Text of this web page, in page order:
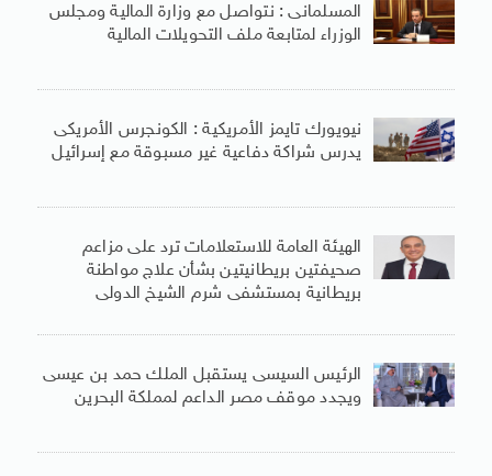
المسلمانى : نتواصل مع وزارة المالية ومجلس
الوزراء لمتابعة ملف التحويلات المالية
نيويورك تايمز الأمريكية : الكونجرس الأمريكى
يدرس شراكة دفاعية غير مسبوقة مع إسرائيل
الهيئة العامة للاستعلامات ترد على مزاعم
صحيفتين بريطانيتين بشأن علاج مواطنة
بريطانية بمستشفى شرم الشيخ الدولى
الرئيس السيسى يستقبل الملك حمد بن عيسى
ويجدد موقف مصر الداعم لمملكة البحرين